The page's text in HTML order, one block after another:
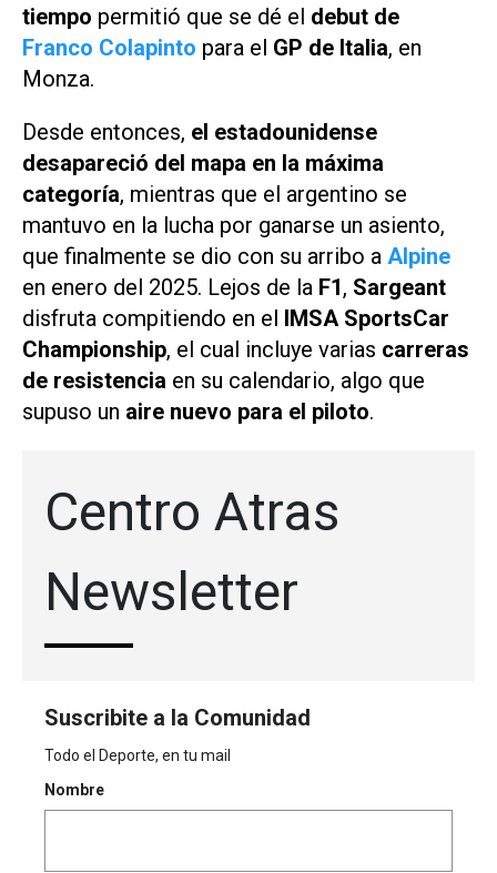
tiempo permitió que se dé el debut de
Franco Colapinto para el GP de Italia, en
Monza.
Desde entonces, el estadounidense
desapareció del mapa en la máxima
categoría, mientras que el argentino se
mantuvo en la lucha por ganarse un asiento,
que finalmente se dio con su arribo a Alpine
en enero del 2025. Lejos de la F1, Sargeant
disfruta compitiendo en el IMSA SportsCar
Championship, el cual incluye varias carreras
de resistencia en su calendario, algo que
supuso un aire nuevo para el piloto.